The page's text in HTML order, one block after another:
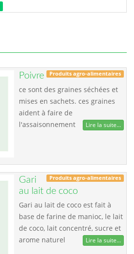
Produits agro-alimentaires
Poivre
ce sont des graines séchées et
mises en sachets. ces graines
aident à faire de
l'assaisonnement
Lire la suite...
Produits agro-alimentaires
Gari
au lait de coco
Gari au lait de coco est fait à
base de farine de manioc, le lait
de coco, lait concentré, sucre et
arome naturel
Lire la suite...